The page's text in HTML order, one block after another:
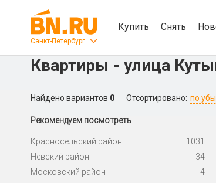
Санкт-Петербург
Купить Снять
Квартиры - улица
Найдено вариантов 0 Отсортировано: по
Рекомендуем посмотреть
Красносельский район 1031
Невский район
34
Московский район
4